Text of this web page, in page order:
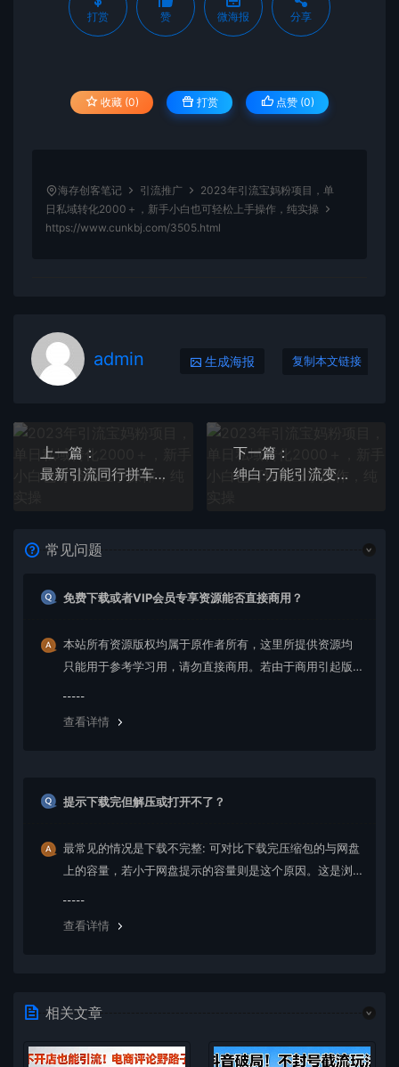
打赏 赞 微海报 分享
收藏 (0) 打赏 点赞 (0)
海存创客笔记 引流推广
2023年引流宝妈粉项目，单
日私域转化2000＋，新手小白也可轻松上手操作，纯实操
https://www.cunkbj.com/3505.html
admin 生成海报 复制本文链接
上一篇：
最新引流同行拼车群合伙拼车找博主日引百人新玩法
下一篇：
绅白·万能引流变现1.0，简单无脑操作，每天可以引流50+到100+
常见问题
免费下载或者VIP会员专享资源能否直接商用？
本站所有资源版权均属于原作者所有，这里所提供资源均
只能用于参考学习用，请勿直接商用。若由于商用引起版
查看详情
提示下载完但解压或打开不了？
最常见的情况是下载不完整: 可对比下载完压缩包的与网盘
上的容量，若小于网盘提示的容量则是这个原因。这是浏
查看详情
相关文章